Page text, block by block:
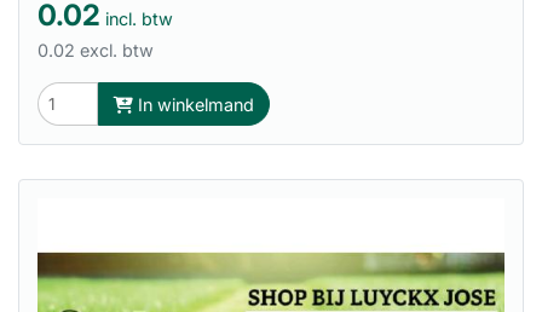
0.02 incl. btw
0.02 excl. btw
In winkelmand